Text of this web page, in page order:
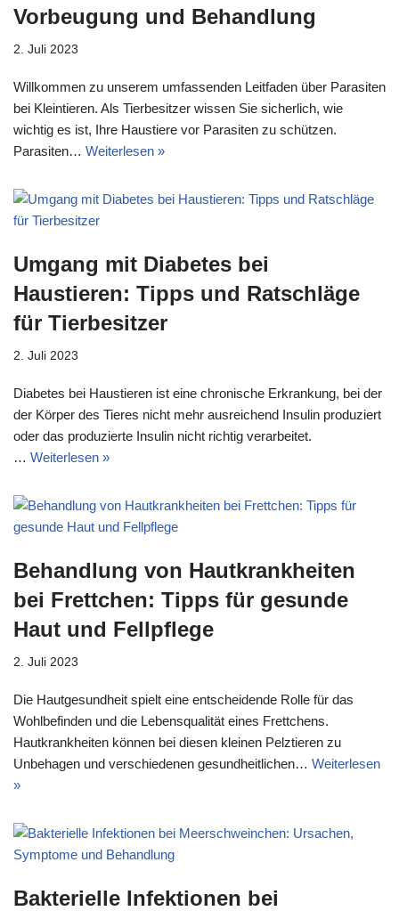
Vorbeugung und Behandlung
2. Juli 2023
Willkommen zu unserem umfassenden Leitfaden über Parasiten
bei Kleintieren. Als Tierbesitzer wissen Sie sicherlich, wie
wichtig es ist, Ihre Haustiere vor Parasiten zu schützen.
Parasiten… Weiterlesen »
Umgang mit Diabetes bei
Haustieren: Tipps und Ratschläge
für Tierbesitzer
2. Juli 2023
Diabetes bei Haustieren ist eine chronische Erkrankung, bei der
der Körper des Tieres nicht mehr ausreichend Insulin produziert
oder das produzierte Insulin nicht richtig verarbeitet.
… Weiterlesen »
Behandlung von Hautkrankheiten
bei Frettchen: Tipps für gesunde
Haut und Fellpflege
2. Juli 2023
Die Hautgesundheit spielt eine entscheidende Rolle für das
Wohlbefinden und die Lebensqualität eines Frettchens.
Hautkrankheiten können bei diesen kleinen Pelztieren zu
Unbehagen und verschiedenen gesundheitlichen… Weiterlesen
»
Bakterielle Infektionen bei